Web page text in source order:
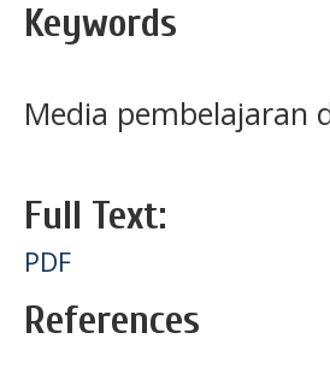
Keywords
Media pembelajaran
Full Text:
PDF
References